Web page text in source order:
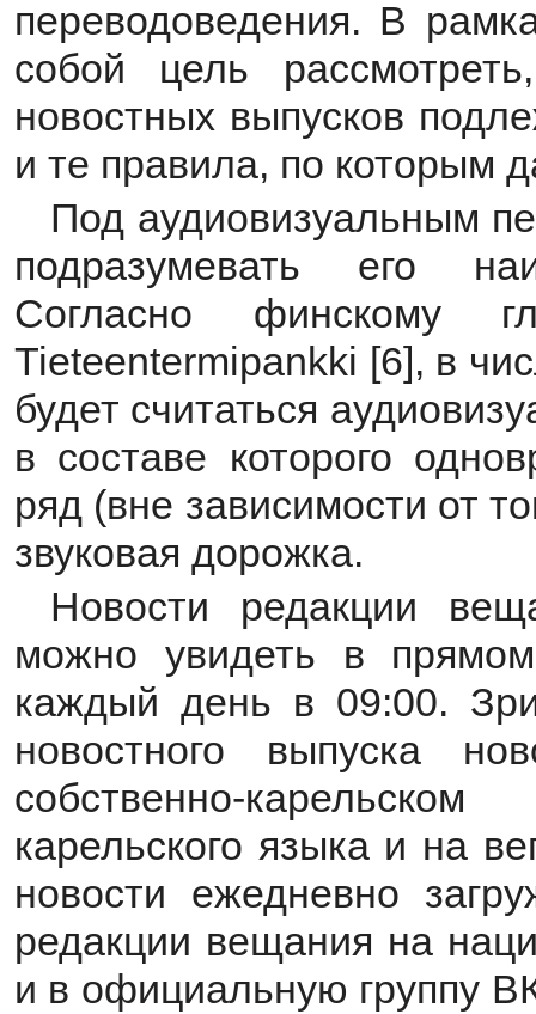
переводоведения. В
собой цель
новостных выпусков
и те правила, по которым
Под аудиовизуальным
подразумевать его
Согласно финскому
Tieteentermipankki [6], в
будет считаться
в составе которого
ряд (вне зависимости от
звуковая дорожка.
Новости редакции
можно увидеть в
каждый день в 09:00.
новостного выпуска
собственно-
карельского языка и на
новости ежедневно
редакции вещания на
и в официальную группу